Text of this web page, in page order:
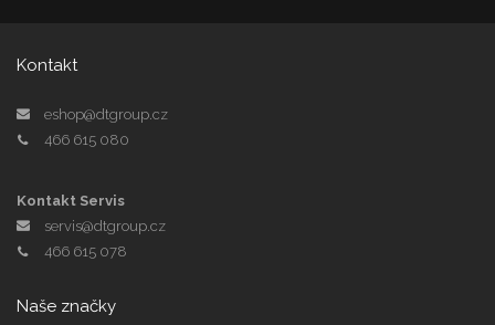
Kontakt
eshop@dtgroup.cz
466 615 080
Kontakt Servis
servis@dtgroup.cz
466 615 078
Naše značky